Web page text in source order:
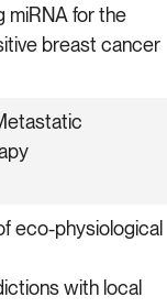
miRNA for the
breast cancer
eco-physiological
with local